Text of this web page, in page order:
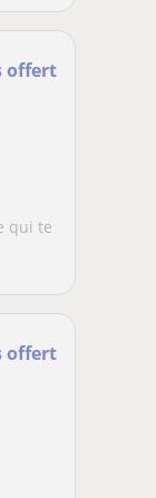
offert
qui te
offert